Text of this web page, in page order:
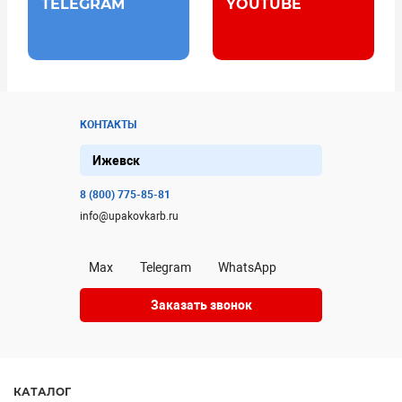
TELEGRAM YOUTUBE
КОНТАКТЫ
Ижевск
8 (800) 775-85-81
info@upakovkarb.ru
Max Telegram WhatsApp
Заказать звонок
КАТАЛОГ